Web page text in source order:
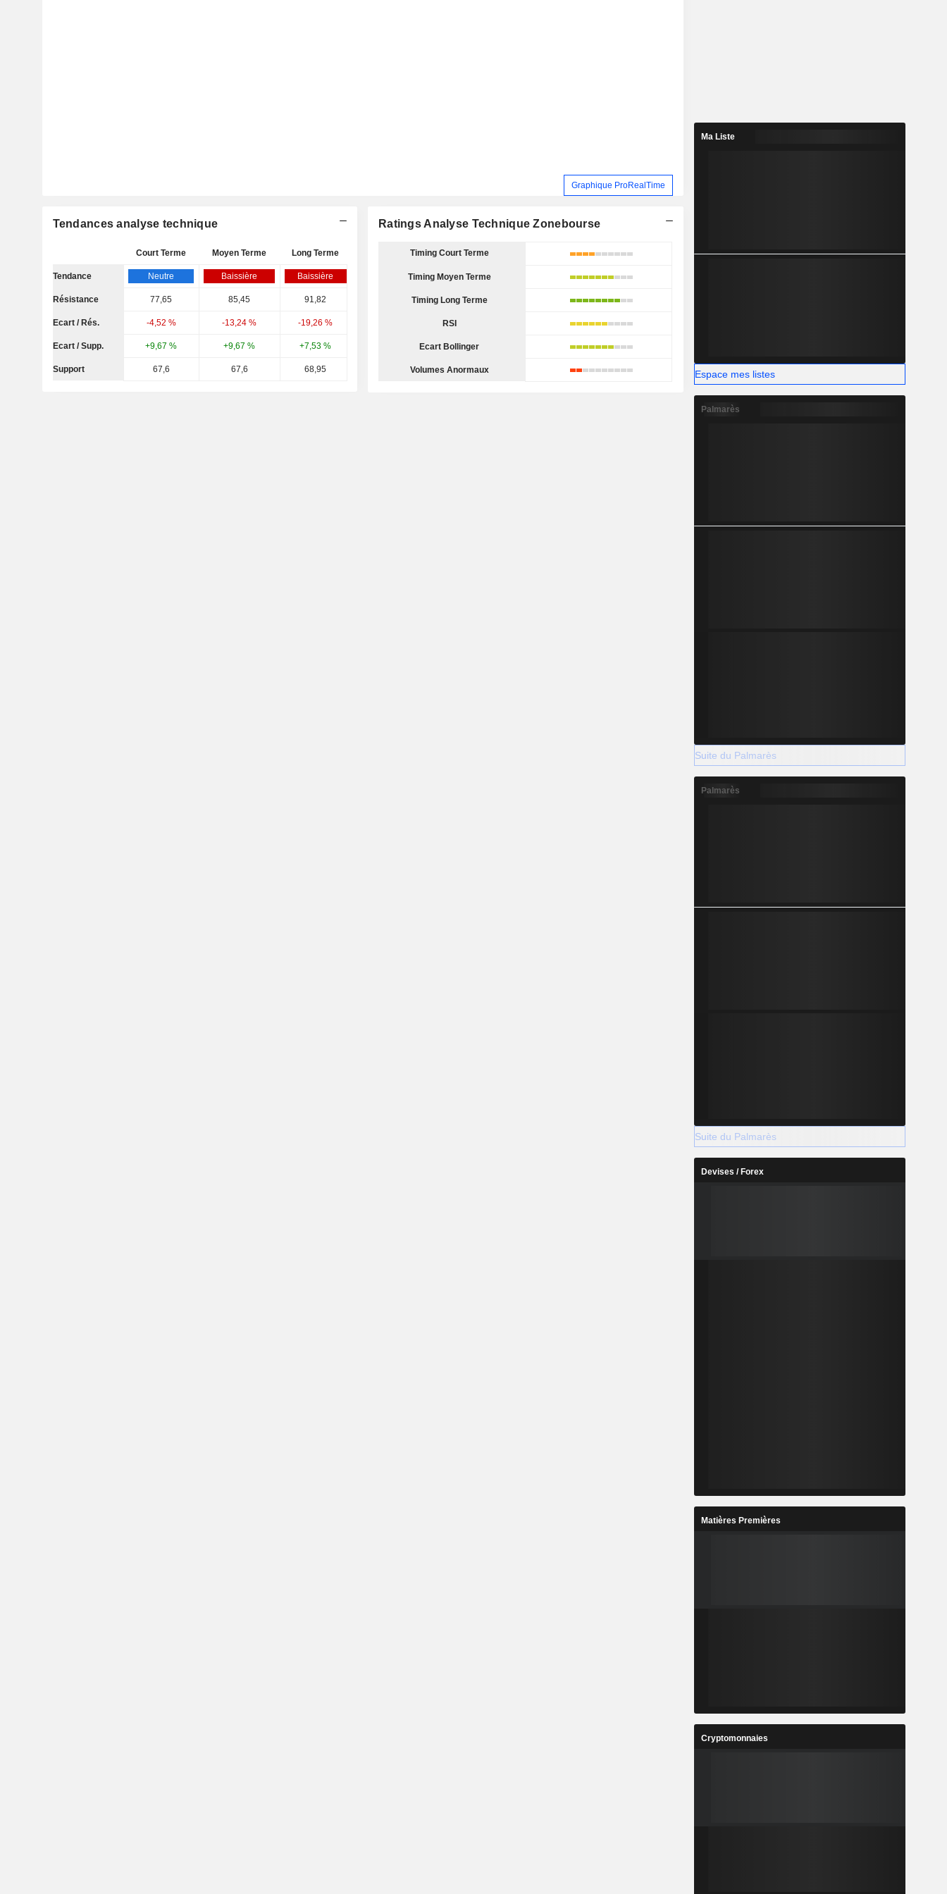
Graphique ProRealTime
Tendances analyse technique
Court Terme Moyen Terme Long Terme
Tendance Neutre Baissière Baissière
Résistance 77,65 85,45 91,82
Ecart / Rés. -4,52 % -13,24 % -19,26 %
Ecart / Supp. +9,67 % +9,67 % +7,53 %
Support 67,6 67,6 68,95
Ratings Analyse Technique Zonebourse
Timing Court Terme
Timing Moyen Terme
Timing Long Terme
RSI
Ecart Bollinger
Volumes Anormaux
Ma Liste
Espace mes listes
Palmarès
Suite du Palmarès
Palmarès
Suite du Palmarès
Devises / Forex
Matières Premières
Cryptomonnaies